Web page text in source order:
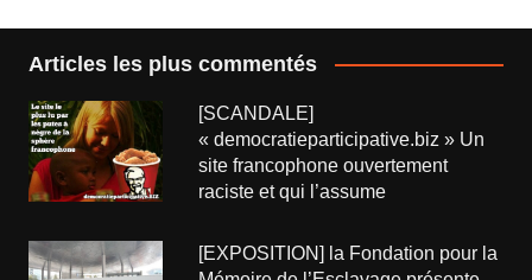
Articles les plus commentés
[SCANDALE]
« democratieparticipative.biz » Un
site francophone ouvertement
raciste et qui l’assume
[EXPOSITION] la Fondation pour la